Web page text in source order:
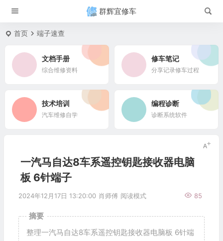
群辉宜修车
首页 端子速查
文档手册
综合维修资料
修车笔记
分享记录修车过程
技术培训
汽车维修自学
编程诊断
诊断系统软件
一汽马自达8车系遥控钥匙接收器电脑
板 6针端子
2024年12月17日 13:20:00 肖师傅 85
阅读模式
摘要
整理一汽马自达8车系遥控钥匙接收器电脑板 6针端